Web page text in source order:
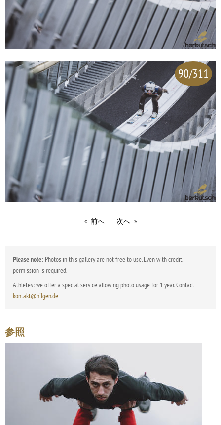
90/311
前へ 次へ
Please note: Photos in this gallery are not free to use. Even with credit,
permission is required.
Athletes: we offer a special service allowing photo usage for 1 year. Contact
kontakt@nilgen.de
参照